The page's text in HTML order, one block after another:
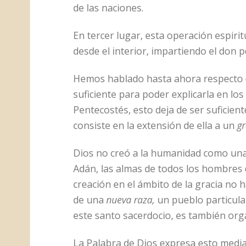
de las naciones.
En tercer lugar, esta operación
desde el interior, impartiendo el don
Hemos hablado hasta ahora
suficiente para poder explicarla en
Pentecostés, esto deja de ser
consiste en la extensión de ella a un
Dios no creó a la humanidad como
Adán, las almas de todos los
creación en el ámbito de la gracia no
de una nueva raza, un pueblo
este santo sacerdocio, es también
La Palabra de Dios expresa esto